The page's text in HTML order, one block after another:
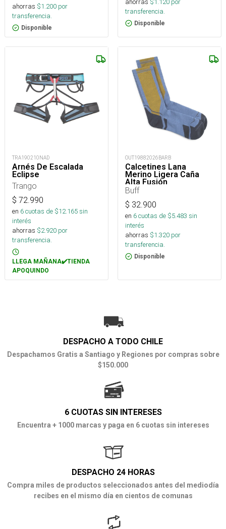
ahorras $1.200 por
transferencia.
Disponible
ahorras $1.120 por
transferencia.
Disponible
TRA190210NAD
Arnés De Escalada
Eclipse
Trango
$ 72.990
en 6cuotas de $12.165sin
interés
ahorras $2.920 por
transferencia.
LLEGA MAÑANA✔️TIENDA
APOQUINDO
OUT19882026BARB
Calcetines Lana
Merino Ligera Caña
Alta Fusión
Buff
$ 32.900
en 6cuotas de $5.483 sin
interés
ahorras $1.320 por
transferencia.
Disponible
DESPACHO A TODO CHILE
Despachamos Gratis a Santiago y Regiones por compras sobre
$150.000
6 CUOTAS SIN INTERESES
Encuentra + 1000 marcas y paga en 6 cuotas sin intereses
DESPACHO 24 HORAS
Compra miles de productos seleccionados antes del mediodía
recibes en el mismo día en cientos de comunas